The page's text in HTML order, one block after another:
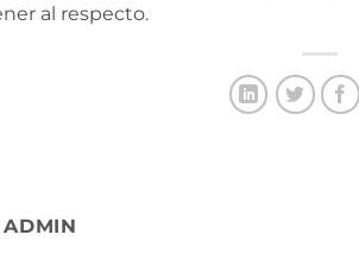
al respecto.
ADMIN